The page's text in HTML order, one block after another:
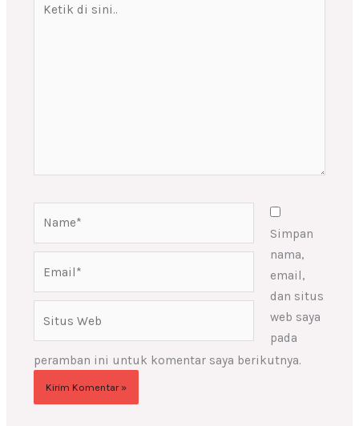
Simpan
nama,
email,
dan situs
web saya
pada
peramban ini untuk komentar saya berikutnya.